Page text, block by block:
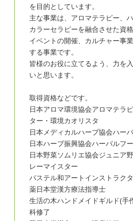
を目的としています。
主な事業は、アロマテラピー、
カラーセラピーを融合させた資
イベントの開催、カルチャー事
する事業です。
皆様のお役に立てるよう、力を
いと思います。
取得資格などです。
日本アロマ環境協会アロマテラ
ター・環境カオリスタ
日本メディカルハーブ協会ハー
日本ハーブ振興協会ハーバルフ
日本野菜ソムリエ協会ジュニア
レーマイスター
パステル和アートインストラク
薬日本堂漢方療法指導士
生活の木ハンドメイドギルド(手
科修了